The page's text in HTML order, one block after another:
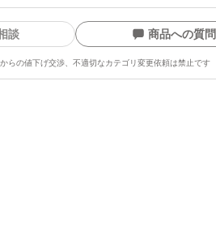
談 商品への質問
らの値下げ交渉、不適切なカテゴリ変更依頼は禁止です